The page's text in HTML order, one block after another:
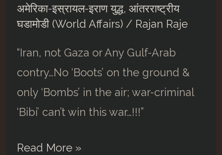
अमेरिका-इस्रायल-इराण युद्ध, आंतरराष्ट्रीय
घडामोडी (World Affairs)/ Rajan Raje
“Iran, not Gaza or Any Gulf-Arab
contry…No ‘Boots’ on the ground &
only ‘Bombs’ in the air; war-criminal
‘Bibi’ can’t win this war…!!!”
अमेरिका-
Read More »